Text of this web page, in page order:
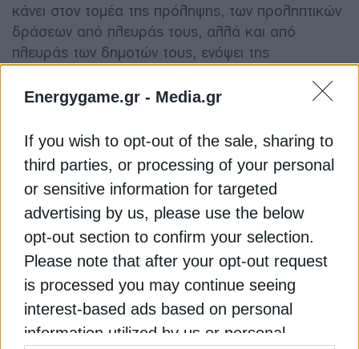
Energygame.gr - Media.gr
If you wish to opt-out of the sale, sharing to
third parties, or processing of your personal
or sensitive information for targeted
advertising by us, please use the below
opt-out section to confirm your selection.
Please note that after your opt-out request
is processed you may continue seeing
interest-based ads based on personal
information utilized by us or personal
κάνει στον τομέα της πρόληψης, των προληπτικών
δράσεων από πλευράς τους, αλλά και από
πλευράς των δημοτών τους, ενόψει της
εκτιμούμε ότι από την επόμενη εβδομάδα θα μας
θέμα των καθαρισμών των δημοτικών χώρων
αλλά και των οικοπεδικών χώρων που οφείλουν
να καθαρίσουν οι δημότες».
Όπως σημείωσε η παράταση δόθηκε την
περασμένη εβδομάδα και υπογράμμισε ότι στις 22
του μήνα λήγει αυτή η προθεσμία ενώ
γνωστοποίησε ότι από την επόμενη Τρίτη θα
αρχίσουν οι έλεγχοι «και δυστυχώς θα επιβληθούν
τα πρόστιμα, γιατί άλλη παράταση δεν μπορούμε